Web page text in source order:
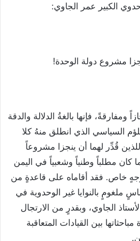
الكبير عمر الجاوي:
مشروع دولة الوحدة!
ومفارقةً، فإنها بالغةُ الدلالة والدقة
السياسي الذي انطلق منهُ كلا
قُدِّر لهما أن ينجزا مشروعاً
كان مطلباً وطنياً وشعبياً في اليمن
خاص. فقد أقاماه على قاعدةٍ من
ملغومٍ بالنوايا غير الوحدوية في
الجاوي، وبقدرٍ من الارتجال
بين القيادات المتعاقبة